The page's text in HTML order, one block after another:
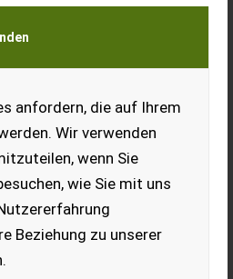
anfordern, die auf Ihrem
Wir verwenden
wenn Sie
wie Sie mit uns
Beziehung zu unserer
und Baumaschinen –
VW T5 Transporter
springt nicht an, Diesel im
Motoröl, Pumpe-Düse-
Elemente undicht. Fahrwerk,
Getriebe, Karosserie,
Verhältnismäßig wenig Rost.